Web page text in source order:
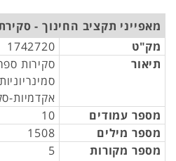
מאפייני תקציב החינוך -
מק"ט
1742720
תיאור
סקירות
אקדמיות-
מספר עמודים
10
מספר מילים
1508
מספר מקורות
5